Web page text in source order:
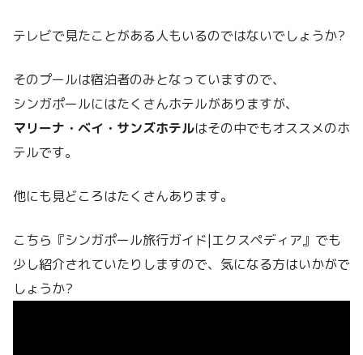
テレビで見たことがある人もいるのではないでしょうか?
そのプールは宿泊者のみとなっていますので、
シンガポールにはたくさんホテルがありますが、
マリーナ・ベイ・サンズホテルはその中でもオススメのホ
テルです。
他にも見どころはたくさんあります。
こちら『シンガポール旅行ガイド|エクスペディア』でも
少し紹介されていたりしますので、気になる方はいかがで
しょうか?